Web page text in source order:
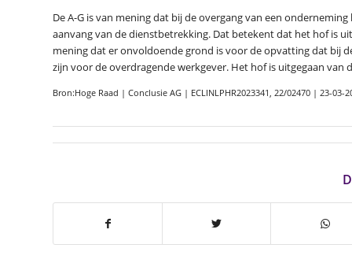
De A-G is van mening dat bij de overgang van een
aanvang van de dienstbetrekking. Dat betekent dat het hof is
mening dat er onvoldoende grond is voor de opvatting dat bij
zijn voor de overdragende werkgever. Het hof is uitgegaan van
Bron:Hoge Raad | Conclusie AG | ECLINLPHR2023341, 22/02470 | 23-03-